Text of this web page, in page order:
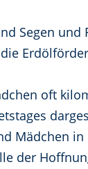
Segen
oft
Mädchen
der